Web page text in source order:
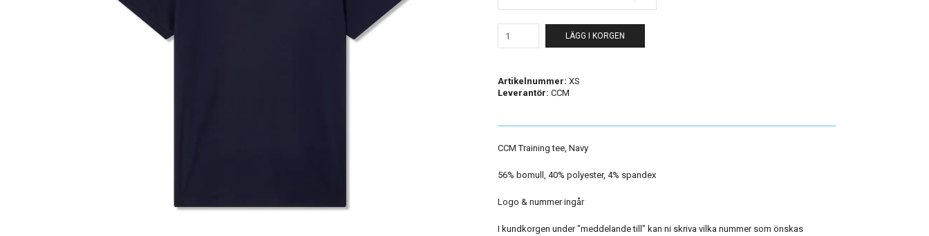
LÄGG I KORGEN
Artikelnummer: XS
Leverantör: CCM
CCM Training tee, Navy
56% bomull, 40% polyester, 4% spandex
Logo & nummer ingår
I kundkorgen under "meddelande till" kan ni skriva vilka nummer som önskas